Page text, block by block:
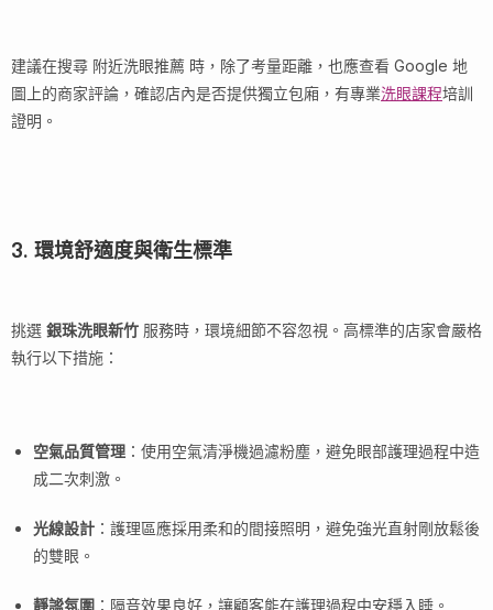
建議在搜尋 附近洗眼推薦 時，除了考量距離，也應查看 Google 地
圖上的商家評論，確認店內是否提供獨立包廂，有專業洗眼課程培訓
證明。
3. 環境舒適度與衛生標準
挑選 銀珠洗眼新竹 服務時，環境細節不容忽視。高標準的店家會嚴格
執行以下措施：
空氣品質管理 ：使用空氣清淨機過濾粉塵，避免眼部護理過程中造
成二次刺激。
光線設計 ：護理區應採用柔和的間接照明，避免強光直射剛放鬆後
的雙眼。
靜謐氛圍 ：隔音效果良好，讓顧客能在護理過程中安穩入睡。